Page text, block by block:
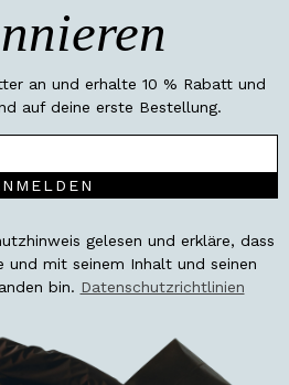
an und erhalte 10 % Rabatt und
auf deine erste Bestellung.
gelesen und erkläre, dass
und mit seinem Inhalt und seinen
bin. Datenschutzrichtlinien